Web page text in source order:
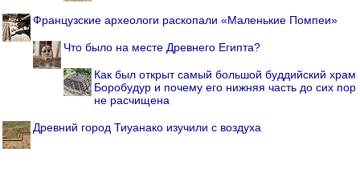
Французские археологи раскопали «Маленькие Помпеи»
Что было на месте Древнего Египта?
Как был открыт самый большой буддийский храм
Боробудур и почему его нижняя часть до сих пор
не расчищена
Древний город Тиуанако изучили с воздуха